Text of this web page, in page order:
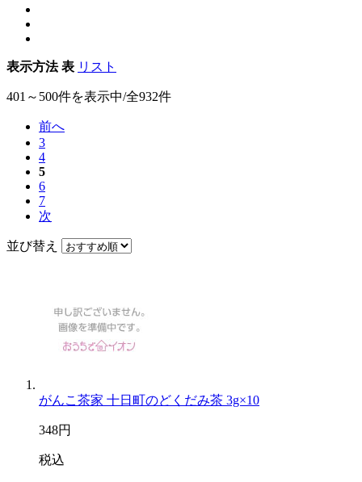
表示方法 表 リスト
401～500件を表示中/全932件
前へ
3
4
5
6
7
次
並び替え
がんこ茶家 十日町のどくだみ茶 3g×10
348円
税込